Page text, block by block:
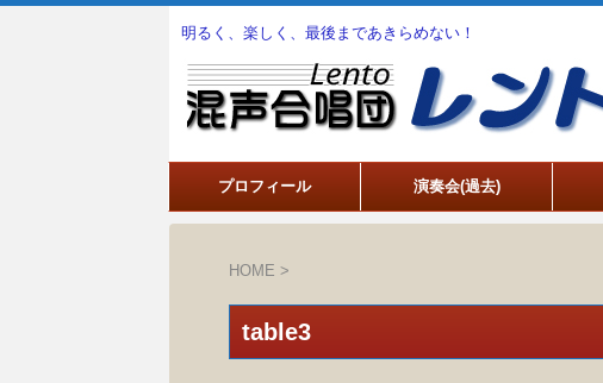
明るく、楽しく、最後まであきらめない！
プロフィール 演奏会(過去)
HOME >
table3